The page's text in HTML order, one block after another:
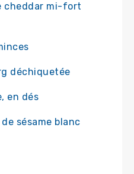
cheddar mi-fort
déchiquetée
en dés
sésame blanc